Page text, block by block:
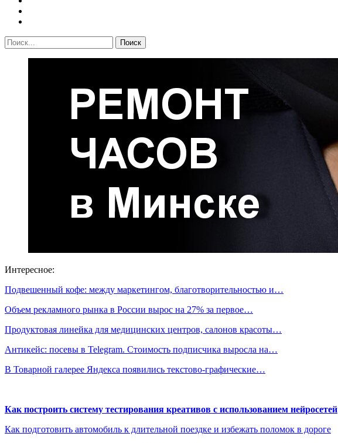
Интересное:
Подвешенный кофе: между маркетингом, благотворительностью и…
Объем рекламного рынка в России вырос на 27% за первое…
Продуктовая линейка для медицинских центров, салонов красоты…
Антикейс: посевы в Telegram. Стоимость подписчика выросла на…
В Товарной галерее Яндекса появились текстово-графические…
Как построить систему тестирования креативов с использованием нейросетей
Как подготовить автомобиль к длительной поездке и избежать поломок в дороге